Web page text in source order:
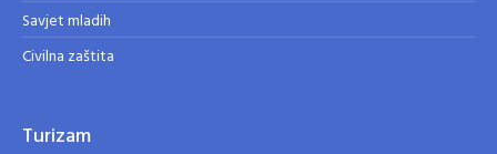
Savjet mladih
Civilna zaštita
Turizam